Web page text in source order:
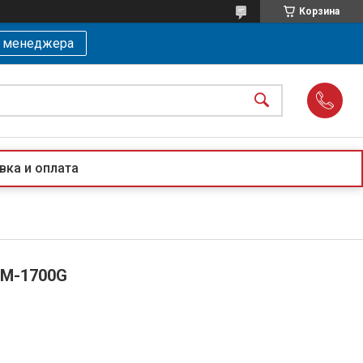
Корзина
менеджера
и оплата
1700G